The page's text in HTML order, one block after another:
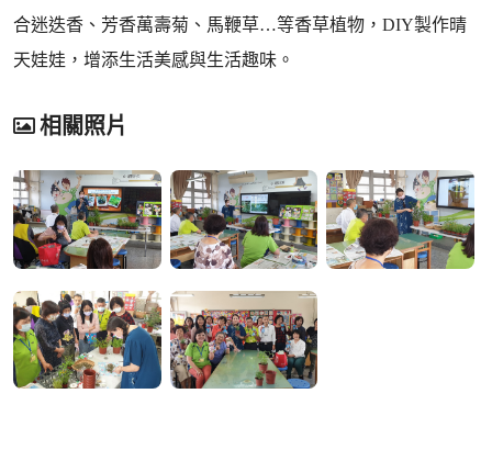
合迷迭香、芳香萬壽菊、馬鞭草…等香草植物，DIY製作晴
天娃娃，增添生活美感與生活趣味。
相關照片